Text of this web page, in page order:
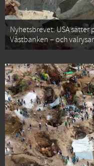
Nyhetsbrevet: USA
Västbanken – och